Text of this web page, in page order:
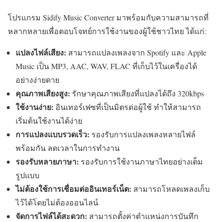
โปรแกรม Sidify Music Converter มาพร้อมกับความสามารถที่
หลากหลายเพื่อตอบโจทย์การใช้งานของผู้ใช้ชาวไทย ได้แก่:
แปลงไฟล์เสียง: สามารถแปลงเพลงจาก Spotify และ Apple
Music เป็น MP3, AAC, WAV, FLAC ที่เก็บไว้ในเครื่องได้
อย่างง่ายดาย
คุณภาพเสียงสูง: รักษาคุณภาพเสียงที่แปลงได้ถึง 320kbps
ใช้งานง่าย: อินเทอร์เฟซที่เป็นมิตรต่อผู้ใช้ ทำให้สามารถ
เริ่มต้นใช้งานได้ง่าย
การแปลงแบบรวดเร็ว: รองรับการแปลงเพลงหลายไฟล์
พร้อมกัน ลดเวลาในการทำงาน
รองรับหลายภาษา: รองรับการใช้งานภาษาไทยอย่างเต็ม
รูปแบบ
ไม่ต้องใช้การเชื่อมต่ออินเทอร์เน็ต: สามารถโหลดเพลงเก็บ
ไว้ได้โดยไม่ต้องออนไลน์
จัดการไฟล์ได้สะดวก: สามารถตั้งค่าตำแหน่งการบันทึก